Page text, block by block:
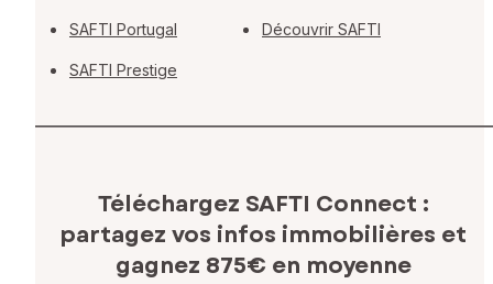
SAFTI Portugal
SAFTI Prestige
Découvrir SAFTI
Téléchargez SAFTI Connect :
partagez vos infos immobilières et
gagnez 875€ en moyenne